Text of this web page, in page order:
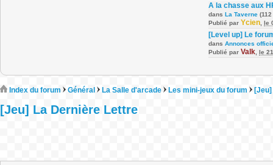
A la chasse aux
dans La Taverne
Publié par Ycien le
[Level up] Le
dans Annonces
Publié par Valk le
Index du forum Général La Salle d'arcade Les mini-jeux du forum
[Jeu] La Dernière Lettre